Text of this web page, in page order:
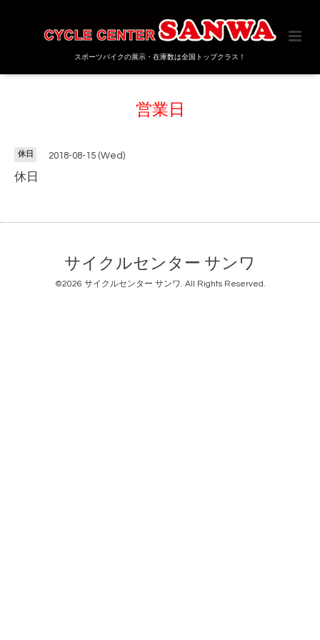
スポーツバイクの展示・在庫数は全国トップクラス！
営業日
休日 2018-08-15 (Wed)
休日
サイクルセンター サンワ
©2026 サイクルセンター サンワ. All Rights Reserved.